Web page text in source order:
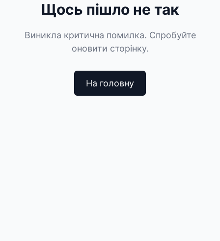
Щось пішло не так
Виникла критична помилка. Спробуйте
оновити сторінку.
На головну